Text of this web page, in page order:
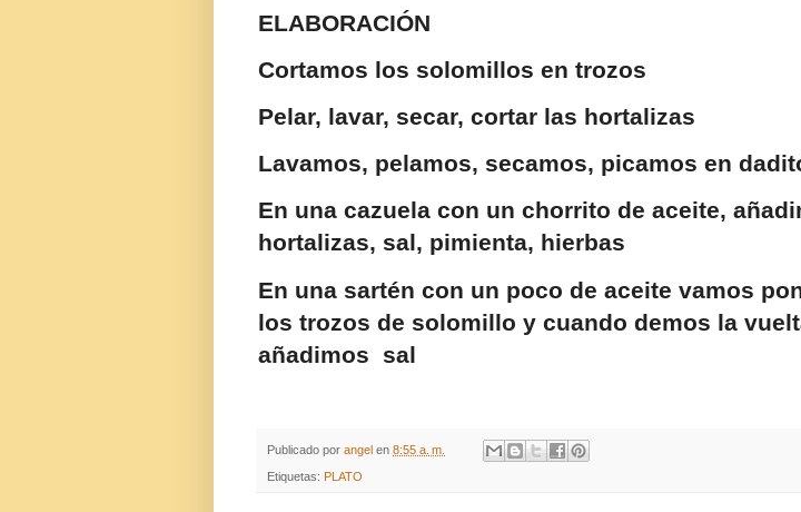
ELABORACIÓN
Cortamos los solomillos en trozos
Pelar, lavar, secar, cortar las hortalizas
Lavamos, pelamos, secamos, picamos en
En una cazuela con un chorrito de aceite,
hortalizas, sal, pimienta, hierbas
En una sartén con un poco de aceite vamos
los trozos de solomillo y cuando demos la
añadimos sal
Publicado por angel en 8:55 a. m.
Etiquetas: PLATO